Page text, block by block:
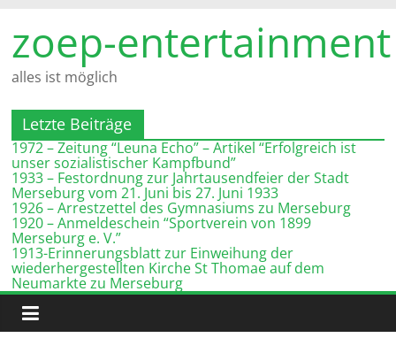
Inhalt
springen
zoep-entertainment
alles ist möglich
Letzte Beiträge
1972 – Zeitung “Leuna Echo” – Artikel “Erfolgreich ist
unser sozialistischer Kampfbund”
1933 – Festordnung zur Jahrtausendfeier der Stadt
Merseburg vom 21. Juni bis 27. Juni 1933
1926 – Arrestzettel des Gymnasiums zu Merseburg
1920 – Anmeldeschein “Sportverein von 1899
Merseburg e. V.”
1913-Erinnerungsblatt zur Einweihung der
wiederhergestellten Kirche St Thomae auf dem
Neumarkte zu Merseburg